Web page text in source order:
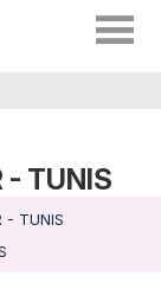
TUNIS
- TUNIS